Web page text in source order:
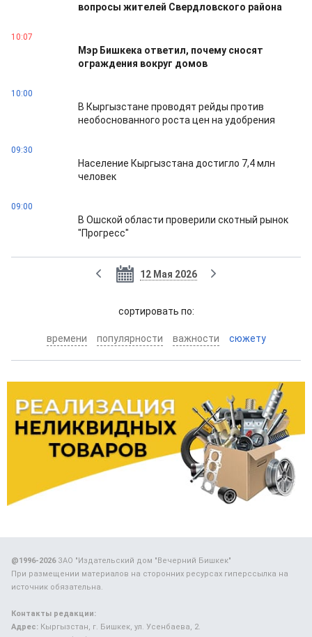
вопросы жителей Свердловского района
10:07
Мэр Бишкека ответил, почему сносят
ограждения вокруг домов
10:00
В Кыргызстане проводят рейды против
необоснованного роста цен на удобрения
09:30
Население Кыргызстана достигло 7,4 млн
человек
09:00
В Ошской области проверили скотный рынок
"Прогресс"
12 Мая 2026
cортировать по:
времени популярности важности сюжету
@1996-2026ЗАО "Издательский дом "Вечерний Бишкек"
При размещении материалов на сторонних ресурсах гиперссылка на
источник обязательна.
Контакты редакции:
Адрес: Кыргызстан, г. Бишкек, ул. Усенбаева, 2.